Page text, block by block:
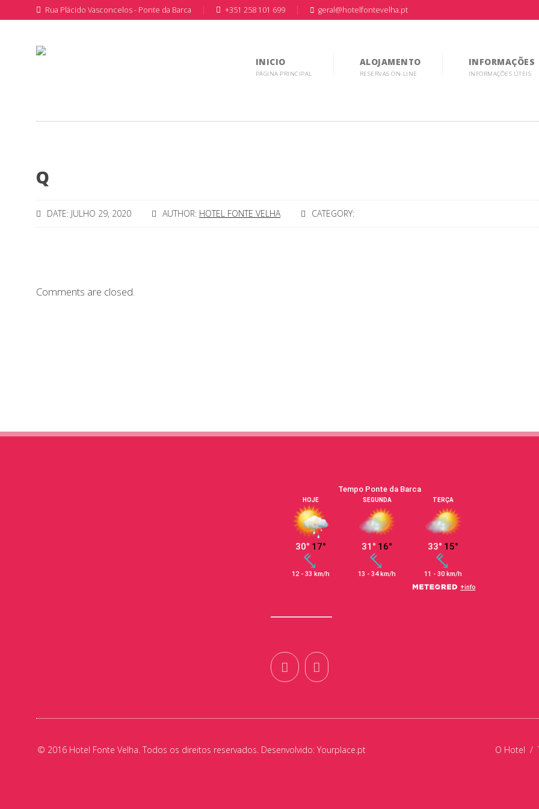
Rua Plácido Vasconcelos - Ponte da Barca +351 258 101 699 geral@hotelfontevelha.pt
INICIO
PÁGINA PRINCIPAL
ALOJAMENTO
RESERVAS ON-LINE
INFORMAÇÕES
INFORMAÇÕES ÚTEIS
Q
DATE: JULHO 29, 2020 AUTHOR: HOTEL FONTE VELHA CATEGORY:
Comments are closed.
© 2016 Hotel Fonte Velha. Todos os direitos reservados. Desenvolvido: Yourplace.pt O Hotel /